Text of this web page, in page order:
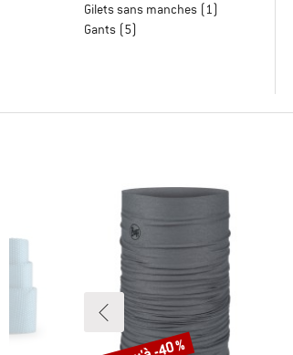
Gilets sans manches (1)
Gants (5)
Remise